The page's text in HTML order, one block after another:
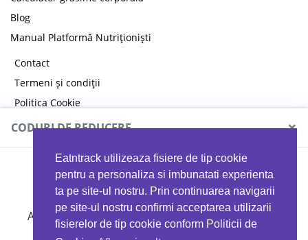
Eatntrack utilizeaza fisiere de tip cookie
pentru a personaliza si imbunatati experienta
ta pe site-ul nostru. Prin continuarea navigarii
pe site-ul nostru confirmi acceptarea utilizarii
fisierelor de tip cookie conform Politicii de
Blog
Manual Platformă Nutriționiști
Contact
Termeni și condiții
Politica Cookie
Politica de confidențialitate
CODURI DE REDUCERE ×
MYPROTEIN
Ai 40%reducere la orice comandă folosind codul
EATTRACK